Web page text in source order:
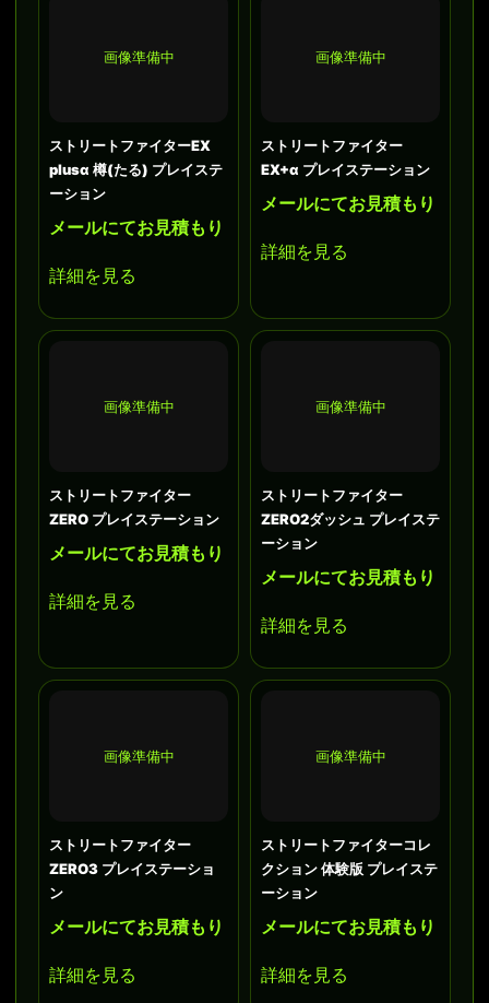
画像準備中
ストリートファイターEX
plusα 樽(たる) プレイステ
ーション
メールにてお見積もり
詳細を見る
画像準備中
ストリートファイター
EX+α プレイステーション
メールにてお見積もり
詳細を見る
画像準備中
ストリートファイター
ZERO プレイステーション
メールにてお見積もり
詳細を見る
画像準備中
ストリートファイター
ZERO2ダッシュ プレイステ
ーション
メールにてお見積もり
詳細を見る
画像準備中
ストリートファイター
ZERO3 プレイステーショ
ン
メールにてお見積もり
詳細を見る
画像準備中
ストリートファイターコレ
クション 体験版 プレイステ
ーション
メールにてお見積もり
詳細を見る